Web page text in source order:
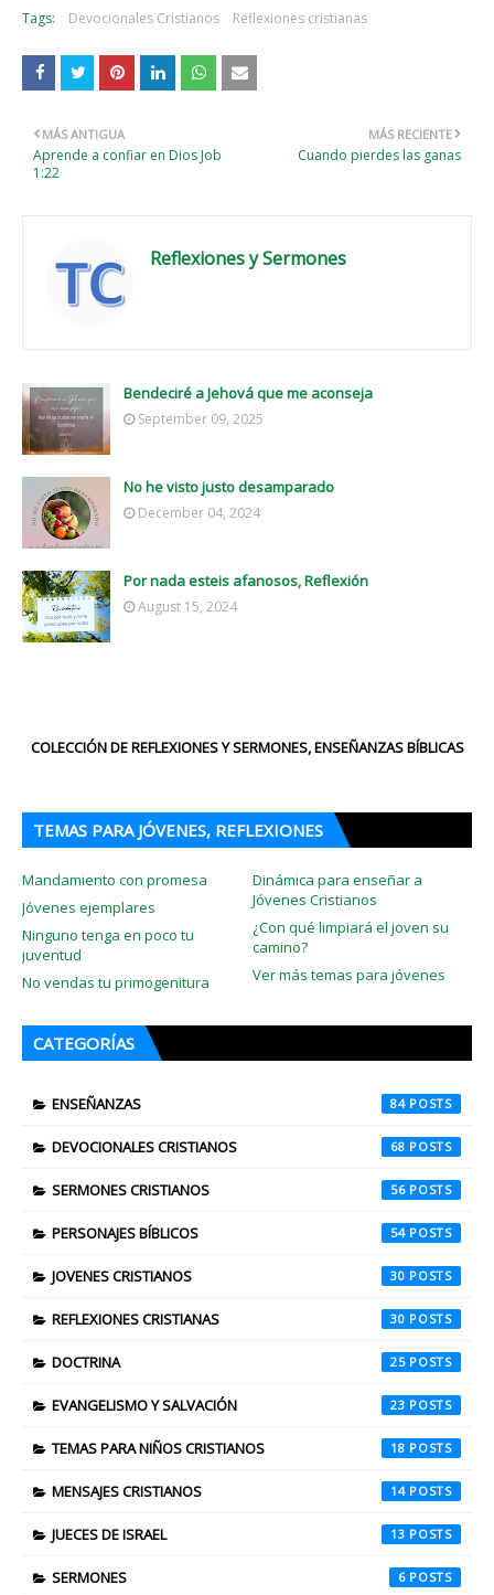
Tags: Devocionales Cristianos Reflexiones cristianas
MÁS RECIENTE
Cuando pierdes las ganas
MÁS ANTIGUA
Aprende a confiar en Dios Job
1:22
Reflexiones y Sermones
Bendeciré a Jehová que me aconseja
September 09, 2025
No he visto justo desamparado
December 04, 2024
Por nada esteis afanosos, Reflexión
August 15, 2024
COLECCIÓN DE REFLEXIONES Y SERMONES, ENSEÑANZAS BÍBLICAS
TEMAS PARA JÓVENES, REFLEXIONES
Mandamiento con promesa
Dinámica para enseñar a
Jóvenes Cristianos
Jóvenes ejemplares
¿Con qué limpiará el joven su
camino?
Ninguno tenga en poco tu
juventud
Ver más temas para jóvenes
No vendas tu primogenitura
CATEGORÍAS
ENSEÑANZAS 84
DEVOCIONALES CRISTIANOS 68
SERMONES CRISTIANOS 56
PERSONAJES BÍBLICOS 54
JOVENES CRISTIANOS 30
REFLEXIONES CRISTIANAS 30
DOCTRINA 25
EVANGELISMO Y SALVACIÓN 23
TEMAS PARA NIÑOS CRISTIANOS 18
MENSAJES CRISTIANOS 14
JUECES DE ISRAEL 13
SERMONES 6